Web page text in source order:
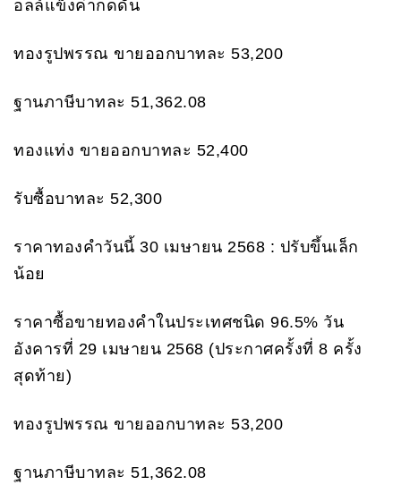
อลล์แข็งค่ากดดัน
ทองรูปพรรณ ขายออกบาทละ 53,200
ฐานภาษีบาทละ 51,362.08
ทองแท่ง ขายออกบาทละ 52,400
รับซื้อบาทละ 52,300
ราคาทองคำวันนี้ 30 เมษายน 2568 : ปรับขึ้นเล็ก
น้อย
ราคาซื้อขายทองคําในประเทศชนิด 96.5% วัน
อังคารที่ 29 เมษายน 2568 (ประกาศครั้งที่ 8 ครั้ง
สุดท้าย)
ทองรูปพรรณ ขายออกบาทละ 53,200
ฐานภาษีบาทละ 51,362.08